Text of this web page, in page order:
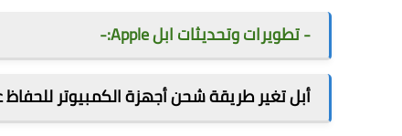
- تطويرات وتحديثات ابل Apple:-
أبل تغير طريقة شحن أجهزة الكمبيوتر للحفاظ